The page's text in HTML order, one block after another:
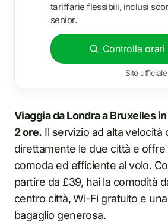
tariffarie flessibili, inclusi
senior.
Controlla orari
Sito ufficiale
Viaggia da Londra a Bruxelles
2 ore. Il servizio ad alta velocità
direttamente le due città e offre
comoda ed efficiente al volo.
partire da £39, hai la comodità
centro città, Wi-Fi gratuito e
bagaglio generosa.